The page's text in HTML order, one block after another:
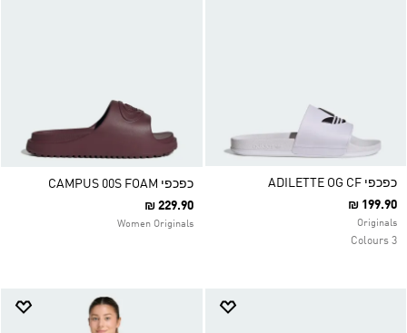
כפכפי ADILETTE OG CF
₪ 199.90
Originals
3 Colours
כפכפי CAMPUS 00S FOAM
₪ 229.90
Women Originals